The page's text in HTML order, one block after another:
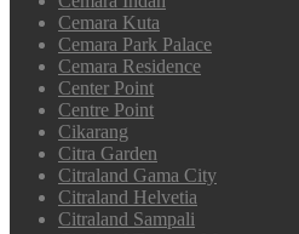
Cemara Kuta
Cemara Park Palace
Cemara Residence
Center Point
Centre Point
Cikarang
Citra Garden
Citraland Gama City
Citraland Helvetia
Citraland Sampali